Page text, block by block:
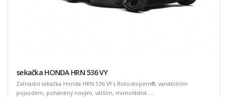
sekačka HONDA HRN 536 VY
Zahradní sekačka Honda HRN 536 VY s Roto-stopem®, variabilním
pojezdem, poháněný novým, větším, mimořádně ...